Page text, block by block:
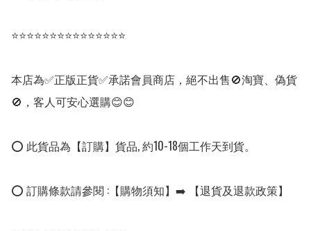
⭐⭐⭐⭐⭐⭐⭐⭐⭐⭐⭐⭐⭐⭐⭐
本店為✅正版正貨✅承諾會員商店，絕不出售🚫淘寶、偽貨
🚫，客人可安心選購😊😊
⭕ 此貨品為【訂購】貨品, 約10-18個工作天到貨。
⭕ 訂購條款請參閱 :【購物須知】➡️ 【退貨及退款政策】